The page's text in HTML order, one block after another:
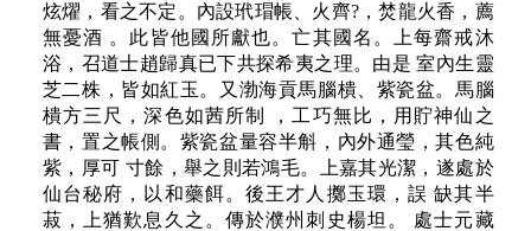
炫燿，看之不定。內設玳瑁帳、火齊?，焚龍火香，薦
無憂酒 。此皆他國所獻也。亡其國名。上每齋戒沐
浴，召道士趙歸真已下共探希夷之理。由是 室內生靈
芝二株，皆如紅玉。又渤海貢馬腦樻、紫瓷盆。馬腦
樻方三尺，深色如茜所制 ，工巧無比，用貯神仙之
書，置之帳側。紫瓷盆量容半斛，內外通瑩，其色純
紫，厚可 寸餘，舉之則若鴻毛。上嘉其光潔，遂處於
仙台秘府，以和藥餌。後王才人擲玉環，誤 缺其半
菽，上猶歎息久之。傳於濮州刺史楊坦。 處士元藏